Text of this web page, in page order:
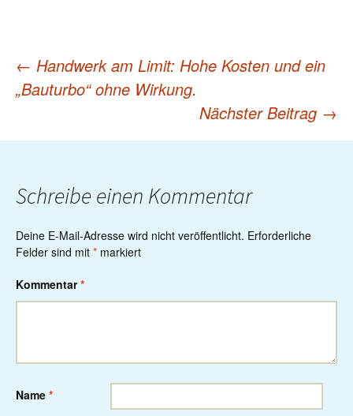
Post
← Handwerk am Limit: Hohe Kosten und ein
„Bauturbo“ ohne Wirkung.
Nächster Beitrag →
Schreibe einen Kommentar
Deine E-Mail-Adresse wird nicht veröffentlicht. Erforderliche
Felder sind mit * markiert
Kommentar*
Name *